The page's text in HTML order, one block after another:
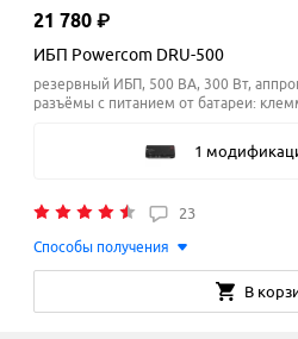
21 780 ₽
ИБП Powercom DRU-500
резервный ИБП, 500 ВА, 300 Вт,
разъёмы с питанием от батареи:
1
23
Способы получения
В